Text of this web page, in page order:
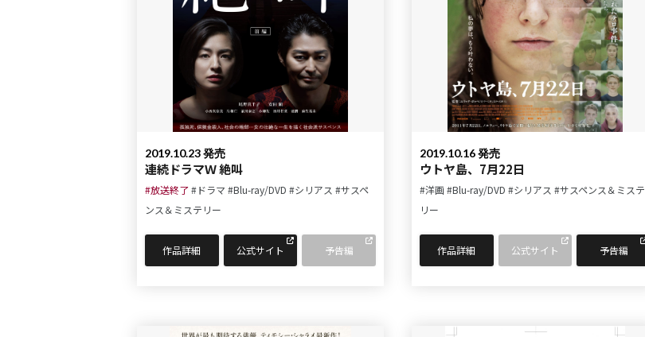
2019.10.23 発売
連続ドラマＷ 絶叫
#放送終了#ドラマ #Blu-ray/DVD #シリアス #サスペ
ンス＆ミステリー
作品詳細 公式サイト 予告編
2019.10.16 発売
ウトヤ島、7月22日
#洋画 #Blu-ray/DVD #シリアス #サスペンス＆ミステ
リー
作品詳細 公式サイト 予告編